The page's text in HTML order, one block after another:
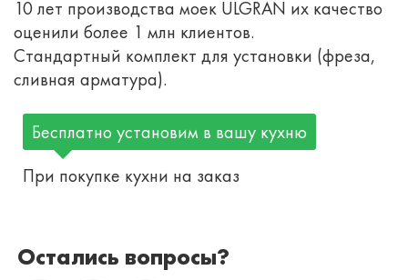
10 лет производства моек ULGRAN их качество
оценили более 1 млн клиентов.
Стандартный комплект для установки (фреза,
сливная арматура).
Бесплатно установим в вашу кухню
При покупке кухни на заказ
Остались вопросы?